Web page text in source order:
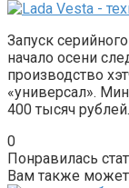
Запуск
начало осени
производство
«универсал».
400 тысяч рублей.
0
Понравилась
Вам также